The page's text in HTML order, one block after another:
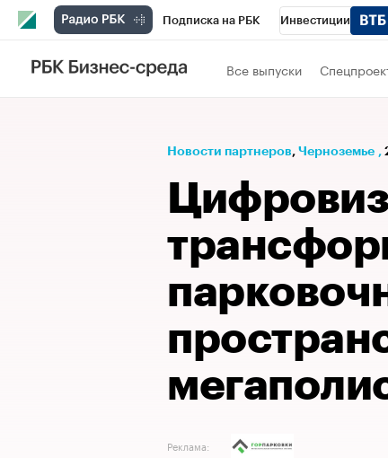
Подписка на РБК Инвестиции
РБК Вино
Проверка контрагентов
Все выпуски
Новости партнеров⁠, Черноземье ,
Реклама: